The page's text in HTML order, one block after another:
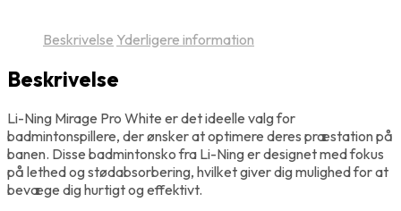
Beskrivelse Yderligere information
Beskrivelse
Li-Ning Mirage Pro White er det ideelle valg for
badmintonspillere, der ønsker at optimere deres præstation på
banen. Disse badmintonsko fra Li-Ning er designet med fokus
på lethed og stødabsorbering, hvilket giver dig mulighed for at
bevæge dig hurtigt og effektivt.